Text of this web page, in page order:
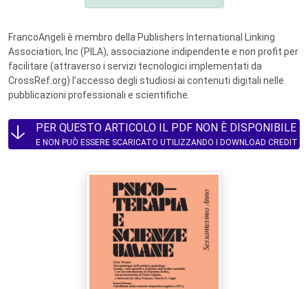
FrancoAngeli è membro della Publishers International Linking
Association, Inc (PILA), associazione indipendente e non profit per
facilitare (attraverso i servizi tecnologici implementati da
CrossRef.org) l’accesso degli studiosi ai contenuti digitali nelle
pubblicazioni professionali e scientifiche.
PER QUESTO ARTICOLO IL PDF NON È DISPONIBILE
E NON PUÒ ESSERE SCARICATO UTILIZZANDO I DOWNLOAD CREDIT